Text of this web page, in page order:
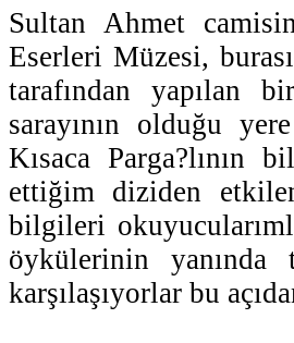
Sultan Ahmet
Eserleri Müzesi,
tarafından yapılan
sarayının olduğu
Kısaca
ettiğim diziden
bilgileri
öykülerinin
karşılaşıyorlar bu